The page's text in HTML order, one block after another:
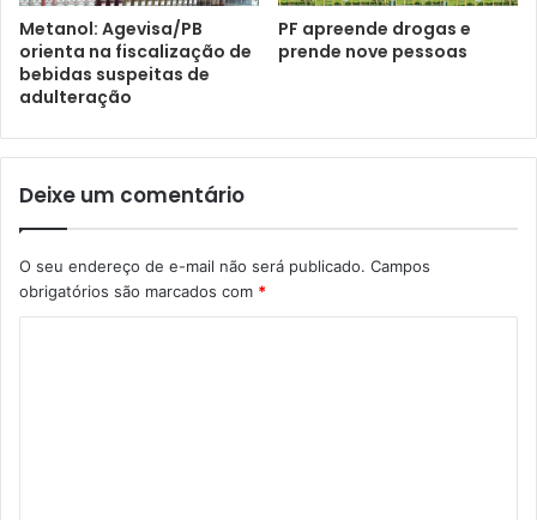
Metanol: Agevisa/PB
orienta na fiscalização de
bebidas suspeitas de
adulteração
PF apreende drogas e
prende nove pessoas
Deixe um comentário
O seu endereço de e-mail não será publicado. Campos
obrigatórios são marcados com *